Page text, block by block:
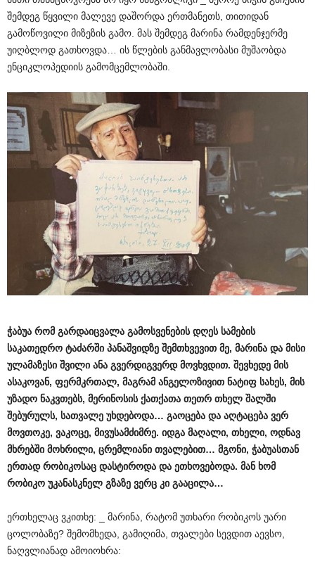
შემდეგ წყვილი მალევე დაშორდა ერთმანეთს, თითიდან
გამოწოვილი მიზეზის გამო. მას შემდეგ მარინა რამდენჯერმე
უიღბლოდ გათხოვდა… ის წლების განმავლობასი მუშაობდა
ენციკლოპედიის გამომცემლობაში.
ჭაბუა რომ გარდაიცვალა გამოსვენების დღეს სამების
საკათედრო ტაძარში პანაშვიდზე შემთხვევით მე, მარინა და მისი
ულამაზესი შვილი ანა გვერდიგვერდ მოვხვდით. შევხედე მის
ასაკოვან, ფერმკრთალ, მაგრამ ანგელოზივით ნატიფ სახეს, მის
უზადო ნაკვთებს, მერინოსის ქათქათა თეთრ თხელ შალში
შებურულს, სათვალე უხდებოდა… გაოცება და აღტაცება ვერ
მოვთოკე, ვაკოცე, მივუსამძიმრე. იდგა მაღალი, თხელი, ოდნავ
მხრებში მოხრილი, ცრემლიანი თვალებით… მგონი, ჭაბუასთან
ერთად რობიკოსაც დასტიროდა და ეთხოვებოდა. მან ხომ
რობიკო უკანასკნელ გზაზე ვერც კი გააცილა…
ერთხელაც ვკითხე: _ მარინა, რატომ უთხარი რობიკოს უარი
ცოლობაზე? შემომხედა, გამიღიმა, თვალები სევდით აევსო,
ნაღვლიანად ამოიოხრა: